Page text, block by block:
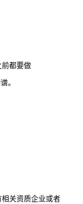
前都要做
。
关资质企业或者